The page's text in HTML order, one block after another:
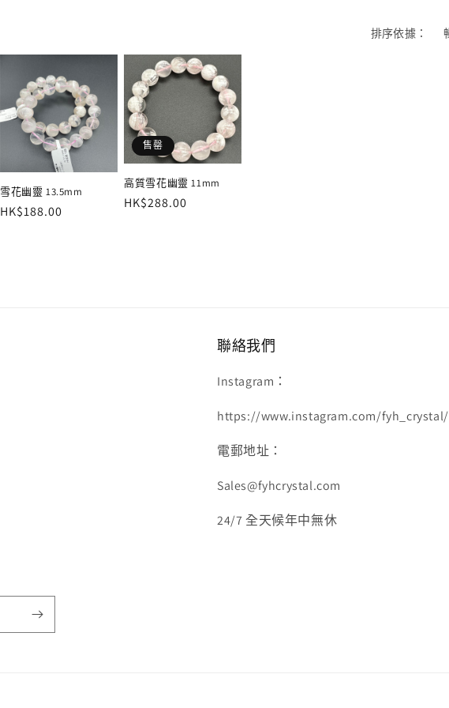
排序依據：
雪花幽靈 13.5mm
定
HK$188.00
售罄
高質雪花幽靈 11mm
定
HK$288.00
聯絡我們
Instagram：
https://www.instagram.com/fyh_crystal/
電郵地址：
Sales@fyhcrystal.com
24/7 全天候年中無休